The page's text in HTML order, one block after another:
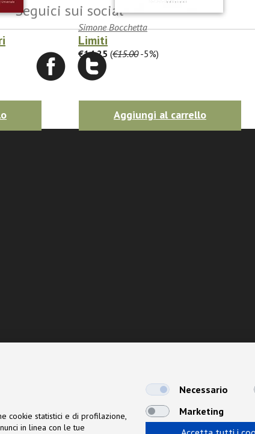
Simone Bocchetta
Limiti
€14.25 (€15.00-5%)
Aggiungi al carrello
Seguici sui social
cookie statistici e di profilazione,
in linea con le tue
Necessario
Marketing